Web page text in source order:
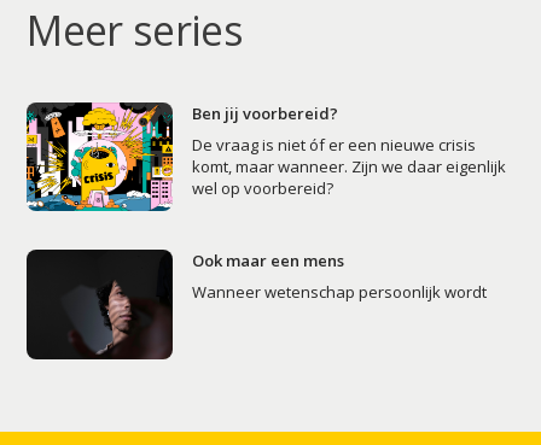
Agenda
Video
Podcast
Artikelen
Meer series
Ben jij voorbereid?
De vraag is niet óf er een nieuwe crisis
komt, maar wanneer. Zijn we daar eigenlijk
wel op voorbereid?
Ook maar een mens
Wanneer wetenschap persoonlijk wordt